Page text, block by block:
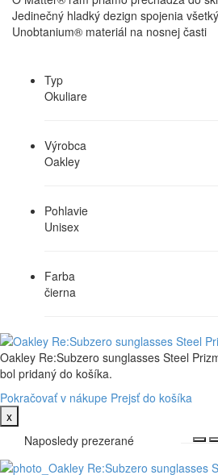
Jedinečný hladký dezign spojenia
Unobtanium® materiál na nosnej časti
Typ
Okuliare
Výrobca
Oakley
Pohlavie
Unisex
Farba
čierna
Oakley Re:Subzero sunglasses Steel
bol pridaný do košíka.
Pokračovať v nákupe Prejsť do košíka
x
Naposledy prezerané